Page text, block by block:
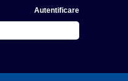
Autentificare